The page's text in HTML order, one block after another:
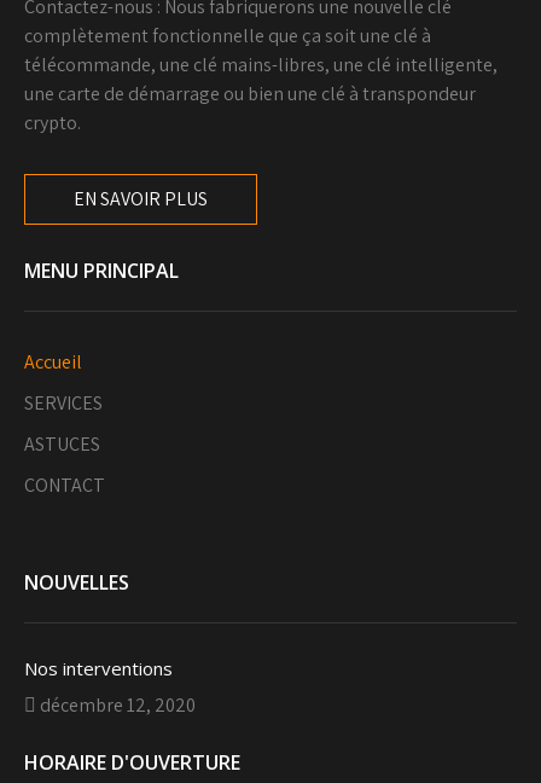
Contactez-nous : Nous fabriquerons une nouvelle clé
complètement fonctionnelle que ça soit une clé à
télécommande, une clé mains-libres, une clé intelligente,
une carte de démarrage ou bien une clé à transpondeur
crypto.
EN SAVOIR PLUS
MENU PRINCIPAL
Accueil
SERVICES
ASTUCES
CONTACT
NOUVELLES
Nos interventions
décembre 12, 2020
HORAIRE D'OUVERTURE